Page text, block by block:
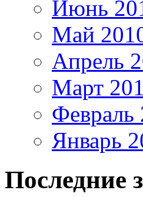
Июнь
Май
Апрель
Март
Февраль
Январь
Последние